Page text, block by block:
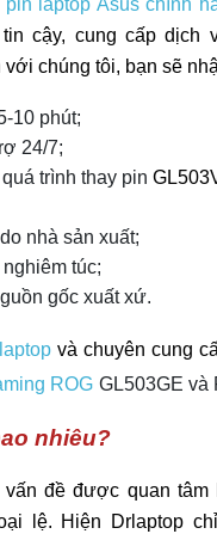
cậy, cung cấp dịch
chúng tôi, bạn sẽ
10 phút;
24/7;
trình thay pin
nhà sản xuất;
túc;
gốc xuất xứ.
và chuyên cung
ROG GL503GE và
nhiêu?
đề được quan tâm
lệ. Hiện Drlaptop